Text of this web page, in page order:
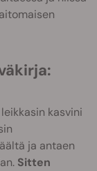
kasvini
ja antaen
Sitten